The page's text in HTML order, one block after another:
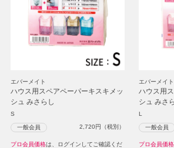
エバーメイト
ハウス用スペアペーパーキスキメッ
シュ みさらし
S
一般会員 2,720円（税別）
プロ会員価格は、ログインしてご確認くだ
エバーメイト
ハウス用
シュ みさ
L
一般会員
プロ会員価格